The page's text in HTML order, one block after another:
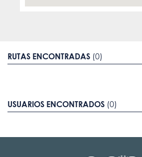
RUTAS ENCONTRADAS (0)
USUARIOS ENCONTRADOS (0)